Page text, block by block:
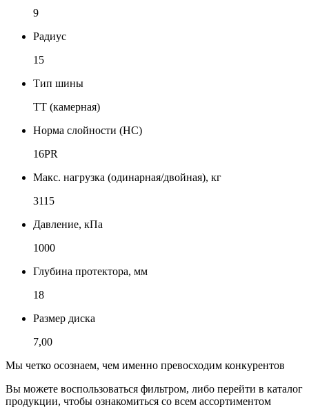
9
Радиус
15
Тип шины
TT (камерная)
Норма слойности (НС)
16PR
Макс. нагрузка (одинарная/двойная), кг
3115
Давление, кПа
1000
Глубина протектора, мм
18
Размер диска
7,00
Мы четко осознаем, чем именно превосходим конкурентов
Вы можете воспользоваться фильтром, либо перейти в каталог
продукции, чтобы ознакомиться со всем ассортиментом